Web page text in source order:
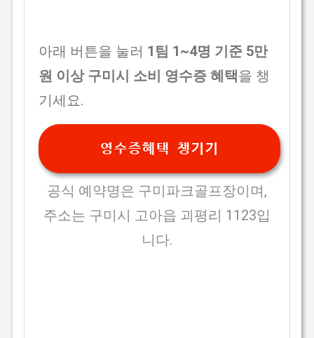
아래 버튼을 눌러 1팀 1~4명 기준 5만
원 이상 구미시 소비 영수증 혜택을 챙
기세요.
영수증혜택 챙기기
공식 예약명은 구미파크골프장이며,
주소는 구미시 고아읍 괴평리 1123입
니다.